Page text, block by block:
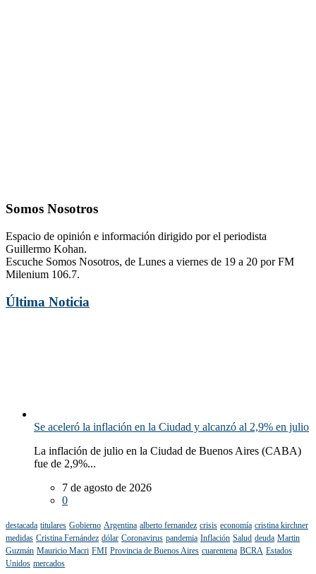
Somos Nosotros
Espacio de opinión e información dirigido por el periodista
Guillermo Kohan.
Escuche Somos Nosotros, de Lunes a viernes de 19 a 20 por FM
Milenium 106.7.
Última Noticia
Se aceleró la inflación en la Ciudad y alcanzó al 2,9% en julio
La inflación de julio en la Ciudad de Buenos Aires (CABA)
fue de 2,9%...
7 de agosto de 2026
0
destacada titulares Gobierno Argentina alberto fernandez crisis economía cristina kirchner
medidas Cristina Fernández dólar Coronavirus pandemia Inflación Salud deuda Martin
Guzmán Mauricio Macri FMI Provincia de Buenos Aires cuarentena BCRA Estados
Unidos mercados